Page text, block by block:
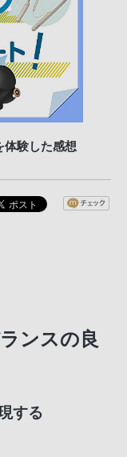
体験した感想
ンスの良
する